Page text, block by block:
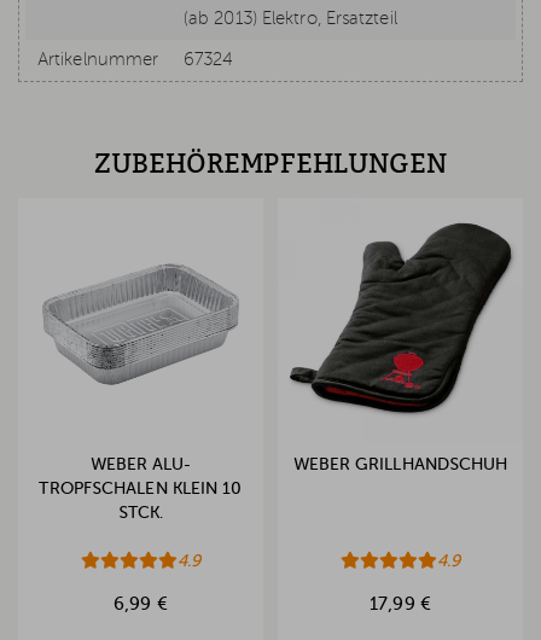
(ab 2013) Elektro, Ersatzteil
Artikelnummer 67324
ZUBEHÖREMPFEHLUNGEN
WEBER ALU-
TROPFSCHALEN KLEIN 10
STCK.
4.9
6,99 €
WEBER GRILLHANDSCHUH
4.9
17,99 €